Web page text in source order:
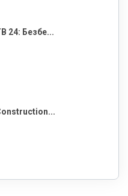
24: Безбе...